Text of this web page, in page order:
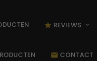
star_rate
REVIEWS
mail CONTACT